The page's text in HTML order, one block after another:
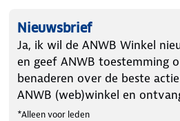
Nieuwsbrief
Ja, ik wil de ANWB Winkel
en geef ANWB toestemming
benaderen over de beste
ANWB (web)winkel en
*Alleen voor leden